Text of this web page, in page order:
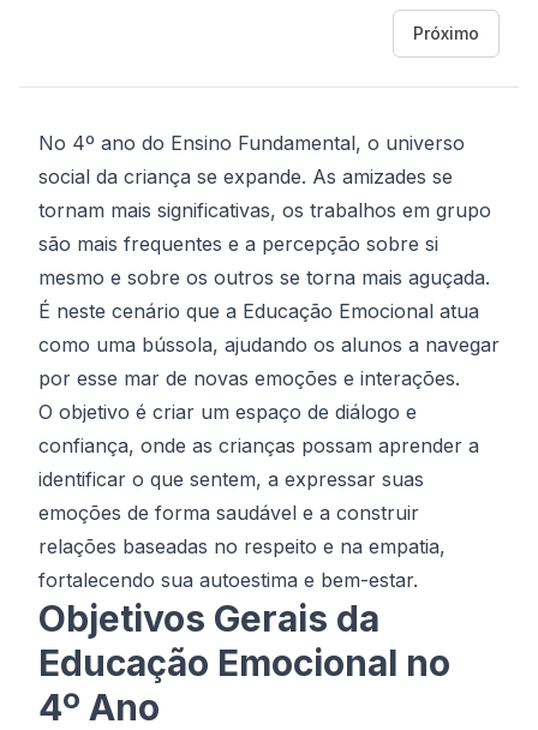
Próximo
No 4º ano do Ensino Fundamental, o universo
social da criança se expande. As amizades se
tornam mais significativas, os trabalhos em grupo
são mais frequentes e a percepção sobre si
mesmo e sobre os outros se torna mais aguçada.
É neste cenário que a Educação Emocional atua
como uma bússola, ajudando os alunos a navegar
por esse mar de novas emoções e interações.
O objetivo é criar um espaço de diálogo e
confiança, onde as crianças possam aprender a
identificar o que sentem, a expressar suas
emoções de forma saudável e a construir
relações baseadas no respeito e na empatia,
fortalecendo sua autoestima e bem-estar.
Objetivos Gerais da
Educação Emocional no
4º Ano